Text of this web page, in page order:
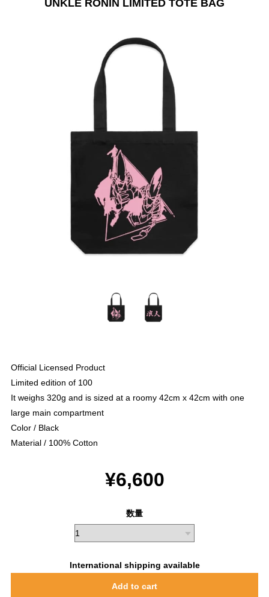
UNKLE RŌNIN LIMITED TOTE BAG
Official Licensed Product
Limited edition of 100
It weighs 320g and is sized at a roomy 42cm x 42cm with one
large main compartment
Color / Black
Material / 100% Cotton
¥6,600
数量
International shipping available
Add to cart